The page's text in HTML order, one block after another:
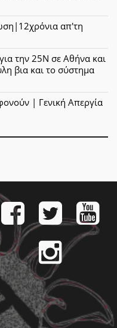
απ'τη
την 25Ν σε Αθήνα και
βια και το σύστημα
| Γενική Απεργία